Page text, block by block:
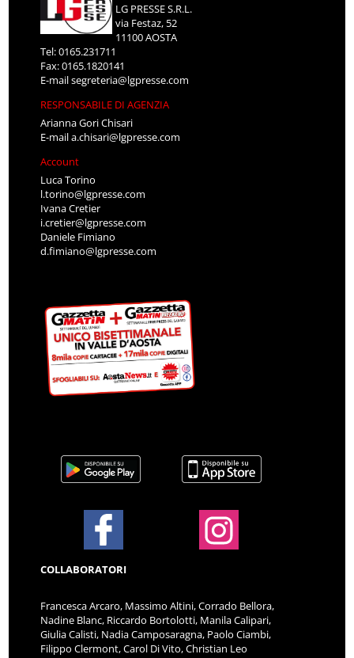
LG PRESSE S.R.L.
via Festaz, 52
11100 AOSTA
Tel: 0165.231711
Fax: 0165.1820141
E-mailsegreteria@lgpresse.com
RESPONSABILE DI AGENZIA
Arianna Gori Chisari
E-maila.chisari@lgpresse.com
Account
Luca Torino
l.torino@lgpresse.com
Ivana Cretier
i.cretier@lgpresse.com
Daniele Fimiano
d.fimiano@lgpresse.com
COLLABORATORI
Francesca Arcaro, Massimo Altini, Corrado Bellora,
Nadine Blanc, Riccardo Bortolotti, Manila Calipari,
Giulia Calisti, Nadia Camposaragna, Paolo Ciambi,
Filippo Clermont, Carol Di Vito, Christian Leo